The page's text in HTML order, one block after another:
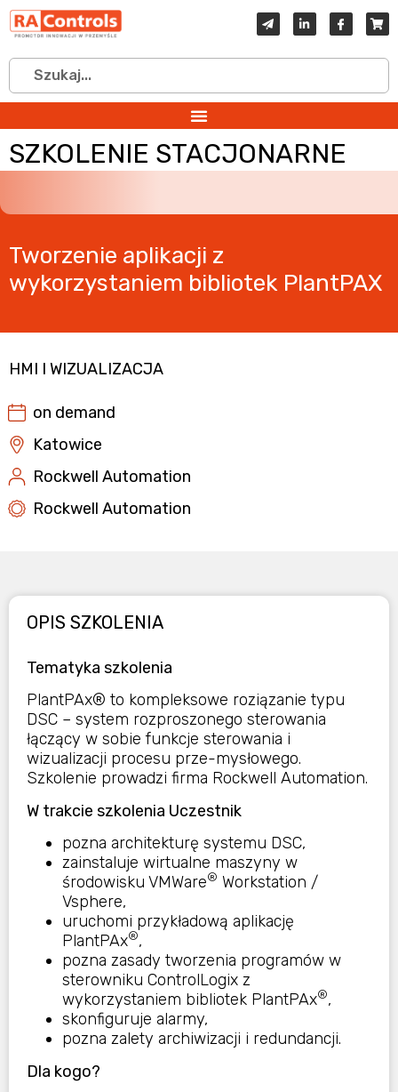
SZKOLENIE STACJONARNE
Tworzenie aplikacji z
wykorzystaniem bibliotek PlantPAX
HMI I WIZUALIZACJA
on demand
Katowice
Rockwell Automation
Rockwell Automation
OPIS SZKOLENIA
Tematyka szkolenia
PlantPAx® to kompleksowe roziązanie typu
DSC – system rozproszonego sterowania
łączący w sobie funkcje sterowania i
wizualizacji procesu prze-mysłowego.
Szkolenie prowadzi firma Rockwell Automation.
W trakcie szkolenia Uczestnik
pozna architekturę systemu DSC,
zainstaluje wirtualne maszyny w
środowisku VMWare® Workstation /
Vsphere,
uruchomi przykładową aplikację
PlantPAx®,
pozna zasady tworzenia programów w
sterowniku ControlLogix z
wykorzystaniem bibliotek PlantPAx®,
skonfiguruje alarmy,
pozna zalety archiwizacji i redundancji.
Dla kogo?